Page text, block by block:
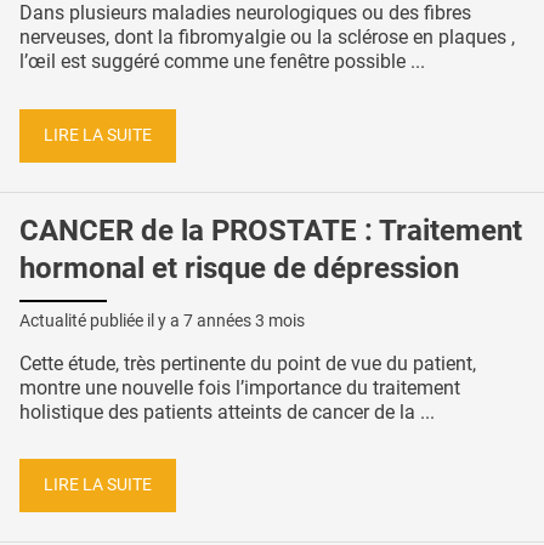
Dans plusieurs maladies neurologiques ou des fibres
nerveuses, dont la fibromyalgie ou la sclérose en plaques ,
l’œil est suggéré comme une fenêtre possible ...
LIRE LA SUITE
CANCER de la PROSTATE : Traitement
hormonal et risque de dépression
Actualité publiée il y a 7 années 3 mois
Cette étude, très pertinente du point de vue du patient,
montre une nouvelle fois l’importance du traitement
holistique des patients atteints de cancer de la ...
LIRE LA SUITE